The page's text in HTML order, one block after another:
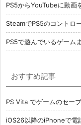
PS5からYouTubeに動画
SteamでPS5のコントロ
PS5で遊んでいるゲーム
おすすめ記事
PS Vita でゲームのセー
iOS26以降のiPhoneで電